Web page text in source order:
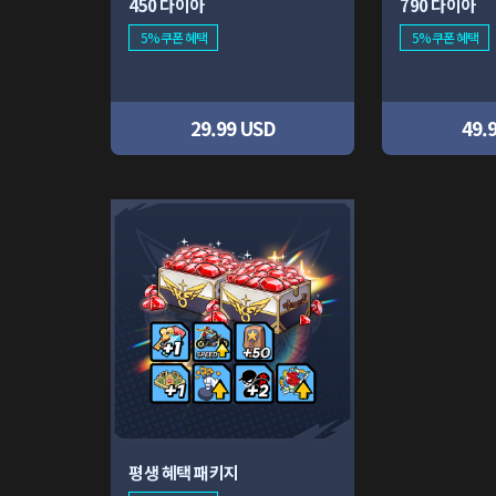
450 다이아
5% 쿠폰 혜택
29.99 USD
790 다이아
5% 쿠폰 혜택
평생 혜택 패키지